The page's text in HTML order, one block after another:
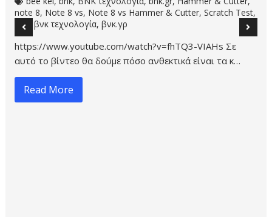
https://www.youtube.com/watch?v=bMo59yrlb2Q
Acropolis by night - Athens | Ακρόπολη το βράδυ …
Read More